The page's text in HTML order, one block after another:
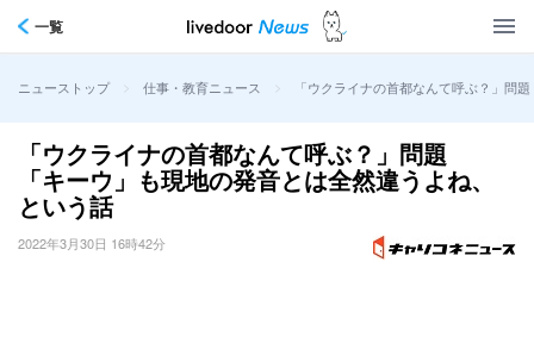
一覧
ニューストップ > 仕事・教育ニュース > 「ウクライナの首都なんて呼ぶ？」問
「ウクライナの首都なんて呼ぶ？」問題
「キーウ」も現地の発音とは全然違うよね、
という話
2022年3月30日 16時42分